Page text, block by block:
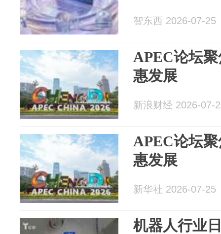
智东西 2026-07-25
APEC论坛
惠发展
新浪财经 2026-07-
APEC论坛
惠发展
新华社 2026-07-25
机器人行业